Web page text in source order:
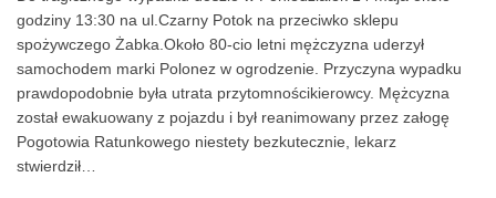
godziny 13:30 na ul.Czarny Potok na przeciwko sklepu
spożywczego Żabka.Około 80-cio letni mężczyzna uderzył
samochodem marki Polonez w ogrodzenie. Przyczyna wypadku
prawdopodobnie była utrata przytomnościkierowcy. Mężcyzna
został ewakuowany z pojazdu i był reanimowany przez załogę
Pogotowia Ratunkowego niestety bezkutecznie, lekarz
stwierdził…